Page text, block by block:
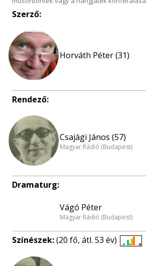
Szerző:
Horváth Péter (31)
Rendező:
Csajági János (57)
Magyar Rádió (Budapest)
Dramaturg:
Vágó Péter
Magyar Rádió (Budapest)
Színészek:(20 fő, átl. 53 év)